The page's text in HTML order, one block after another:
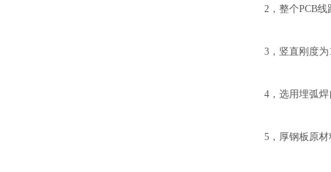
2，整个PCB
3，竖直刚度为
4，选用埋弧
5，厚钢板原材